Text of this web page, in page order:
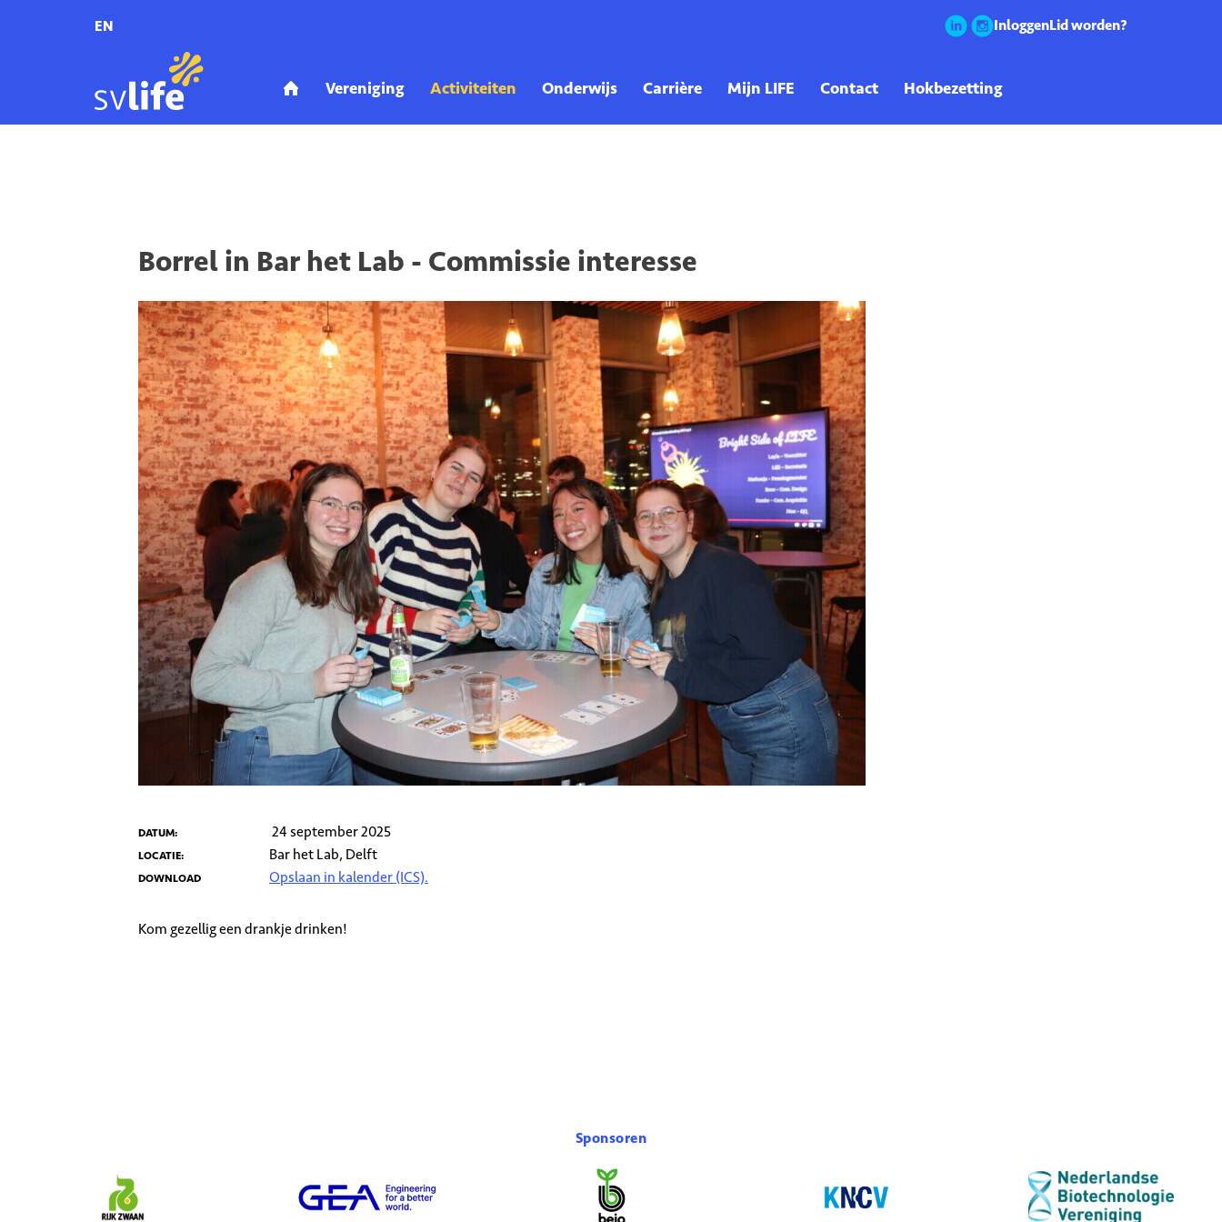
EN InloggenLid worden?
Borrel in Bar het Lab - Commissie interesse
DATUM: 24 september 2025
LOCATIE: Bar het Lab, Delft
DOWNLOAD Opslaan in kalender (ICS).
Kom gezellig een drankje drinken!
Sponsoren